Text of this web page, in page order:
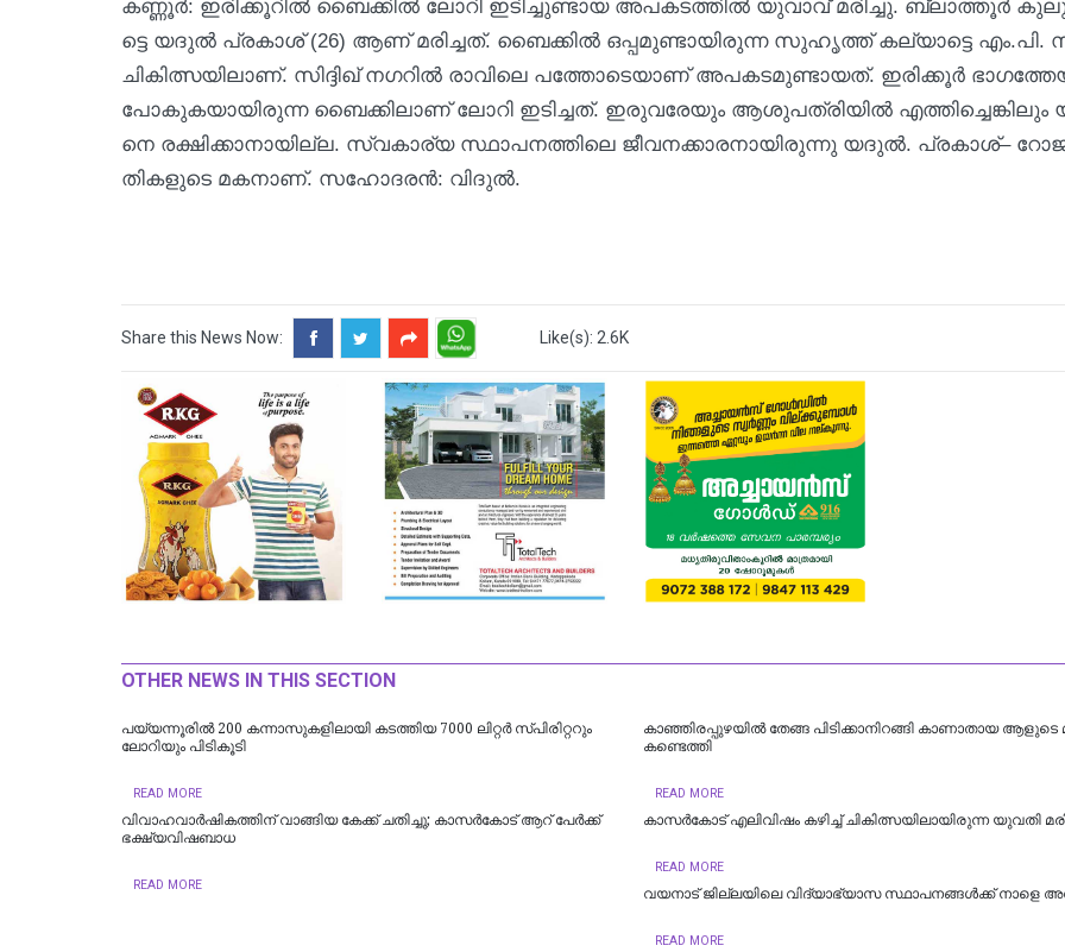
ക​ണ്ണൂ​ർ: ഇ​രി​ക്കൂ​റി​ൽ ബൈ​ക്കി​ൽ ലോ​റി ഇ​ടി​ച്ചു​ണ്ടാ​യ അ​പ​ക​ട​ത്തി​ൽ യു​വാ​വ് മ​രി​ച്ചു. ബ്ലാ​ത്തൂ​ർ
ട്ടെ യ​ദു​ൽ പ്ര​കാ​ശ് (26) ആ​ണ് മ​രി​ച്ച​ത്. ബൈ​ക്കി​ൽ ഒ​പ്പ​മു​ണ്ടാ​യി​രു​ന്ന സു​ഹൃ​ത്ത് ക​ല്യാ​ട്ടെ എം.​പി.
ചി​കി​ത്സ​യി​ലാ​ണ്. സി​ദ്ദി​ഖ് ന​ഗ​റി​ൽ രാ​വി​ലെ പ​ത്തോ​ടെ​യാ​ണ് അ​പ​ക​ട​മു​ണ്ടാ​യ​ത്. ഇ​രി​ക്കൂ​ർ
പോ​കു​ക​യാ​യി​രു​ന്ന ബൈ​ക്കി​ലാ​ണ് ലോ​റി ഇ​ടി​ച്ച​ത്. ഇ​രു​വ​രേ​യും ആ​ശു​പ​ത്രി​യി​ൽ എ​ത്തി​ച്ചെ​ങ്കി​ലും
നെ ര​ക്ഷി​ക്കാ​നാ​യി​ല്ല. സ്വ​കാ​ര്യ സ്ഥാ​പ​ന​ത്തി​ലെ ജീ​വ​ന​ക്കാ​ര​നാ​യി​രു​ന്നു യ​ദു​ൽ. പ്ര​കാ​ശ്– റോ​ജ
തി​ക​ളു​ടെ മ​ക​നാ​ണ്. സ​ഹോ​ദ​ര​ൻ: വി​ദു​ൽ.
Share this News Now: Like(s): 2.6K
OTHER NEWS IN THIS SECTION
പയ്യന്നൂരിൽ 200 കന്നാസുകളിലായി കടത്തിയ 7000 ലിറ്റർ സ്പിരിറ്ററും
ലോറിയും പിടികൂടി
READ MORE
കാഞ്ഞിരപ്പുഴയില്‍ തേങ്ങ പിടിക്കാനിറങ്ങി കാണാതായ
കണ്ടെത്തി
READ MORE
വിവാഹവാർഷികത്തിന് വാങ്ങിയ കേക്ക് ചതിച്ചു; കാസർകോട് ആറ് പേർക്ക്
ഭക്ഷ്യവിഷബാധ
READ MORE
കാസർകോട് എലിവിഷം കഴിച്ച് ചികിത്സയിലായിരുന്ന യുവതി
READ MORE
വയനാട് ജില്ലയിലെ വിദ്യാഭ്യാസ സ്ഥാപനങ്ങള്‍ക്ക് നാളെ
READ MORE